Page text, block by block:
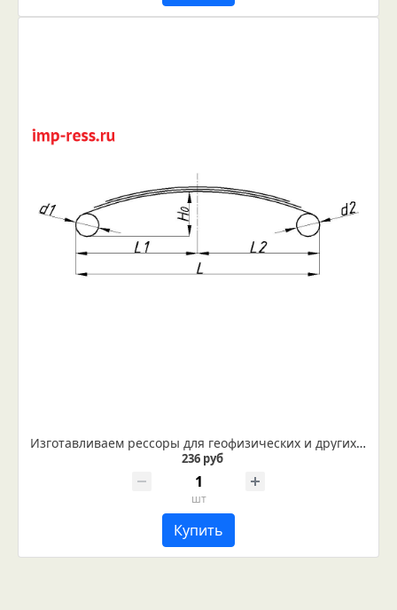
Изготавливаем рессоры для геофизических и других приборов на заказ
236 руб
шт
Купить